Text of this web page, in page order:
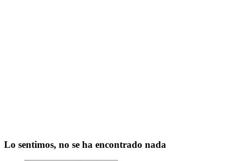
Lo sentimos, no se ha encontrado nada